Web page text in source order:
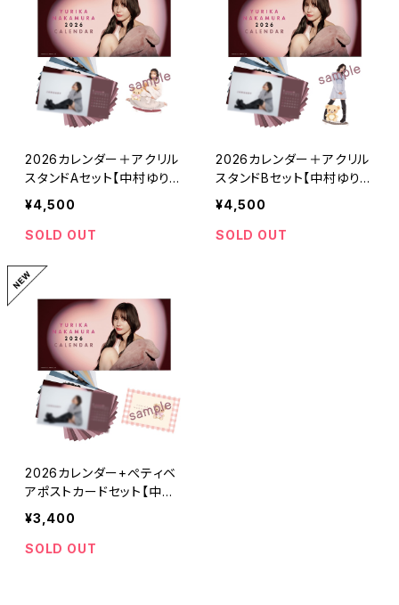
2026カレンダー＋アクリル
スタンドAセット【中村ゆり
か】
¥4,500
SOLD OUT
2026カレンダー＋アクリル
スタンドBセット【中村ゆり
か】
¥4,500
SOLD OUT
2026カレンダー+ぺティベ
アポストカードセット【中村
ゆりか】
¥3,400
SOLD OUT